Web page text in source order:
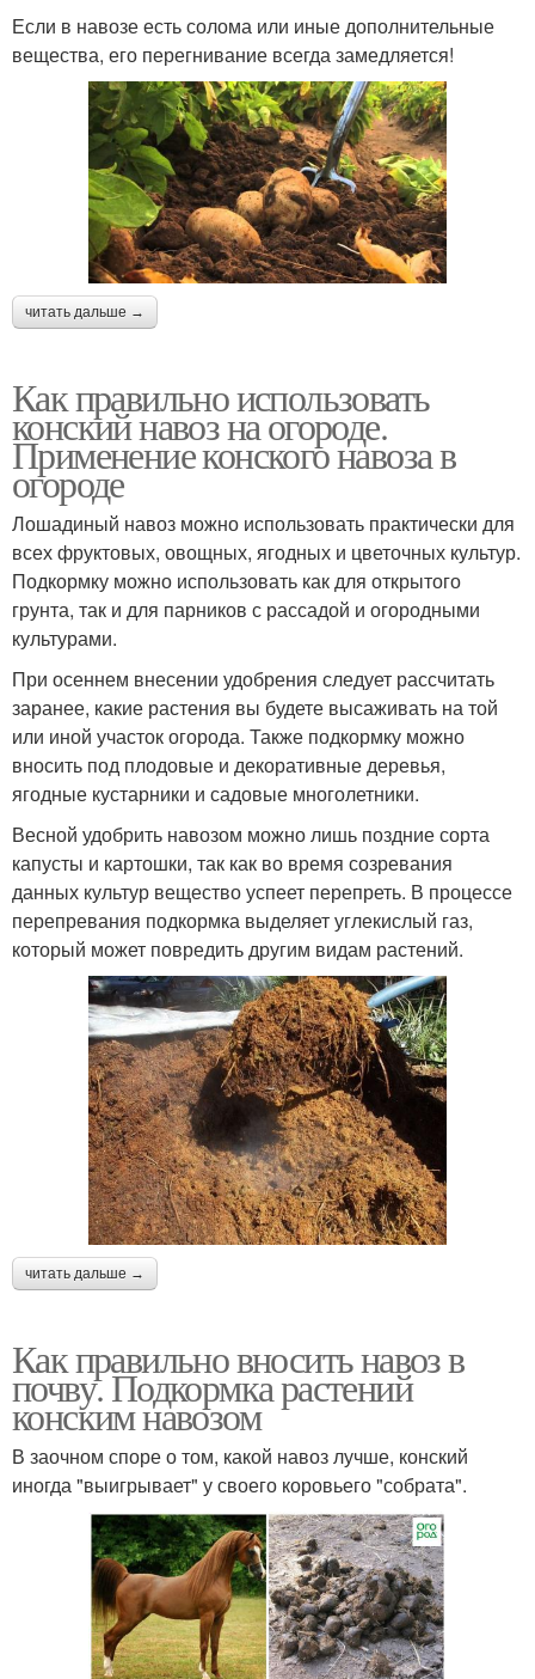
Если в навозе есть солома или иные дополнительные
вещества, его перегнивание всегда замедляется!
читать дальше →
Как правильно использовать
конский навоз на огороде.
Применение конского навоза в
огороде
Лошадиный навоз можно использовать практически для
всех фруктовых, овощных, ягодных и цветочных культур.
Подкормку можно использовать как для открытого
грунта, так и для парников с рассадой и огородными
культурами.
При осеннем внесении удобрения следует рассчитать
заранее, какие растения вы будете высаживать на той
или иной участок огорода. Также подкормку можно
вносить под плодовые и декоративные деревья,
ягодные кустарники и садовые многолетники.
Весной удобрить навозом можно лишь поздние сорта
капусты и картошки, так как во время созревания
данных культур вещество успеет перепреть. В процессе
перепревания подкормка выделяет углекислый газ,
который может повредить другим видам растений.
читать дальше →
Как правильно вносить навоз в
почву. Подкормка растений
конским навозом
В заочном споре о том, какой навоз лучше, конский
иногда "выигрывает" у своего коровьего "собрата".